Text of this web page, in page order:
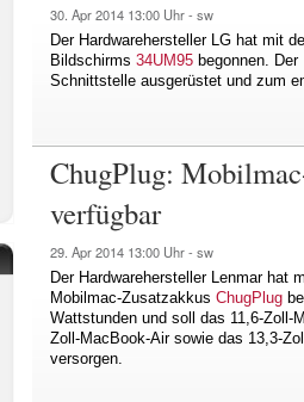
30. Apr 2014 13:00 Uhr - sw
Der Hardwarehersteller LG hat mit
Bildschirms 34UM95 begonnen.
Schnittstelle ausgerüstet und zum
ChugPlug:
verfügbar
29. Apr 2014 13:00 Uhr - sw
Der Hardwarehersteller Lenmar hat
Mobilmac-Zusatzakkus ChugPlug
Wattstunden und soll das 11,6-Zoll-
Zoll-MacBook-Air sowie das 13,3-
versorgen.